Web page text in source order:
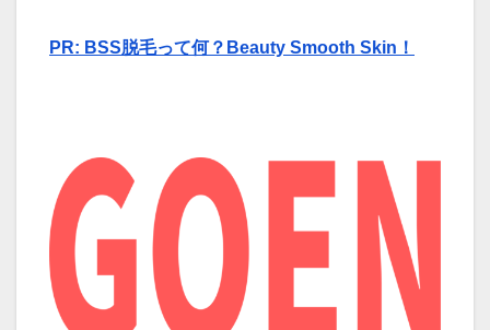
PR: BSS脱毛って何？Beauty Smooth Skin！